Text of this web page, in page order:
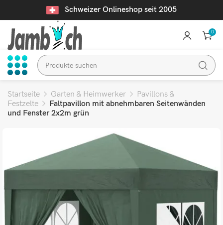
Schweizer Onlineshop seit 2005
0
Startseite Garten & Heimwerker
Pavillons &
Festzelte
Faltpavillon mit abnehmbaren Seitenwänden
und Fenster 2x2m grün